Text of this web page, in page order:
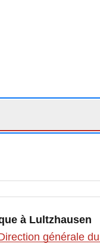
à Lultzhausen
générale